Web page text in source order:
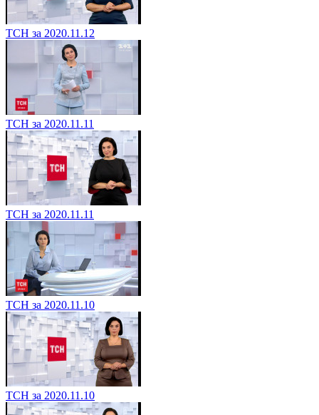
ТСН за 2020.11.12
ТСН за 2020.11.11
ТСН за 2020.11.11
ТСН за 2020.11.10
ТСН за 2020.11.10